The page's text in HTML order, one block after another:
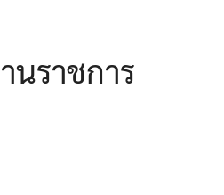
นราชการ